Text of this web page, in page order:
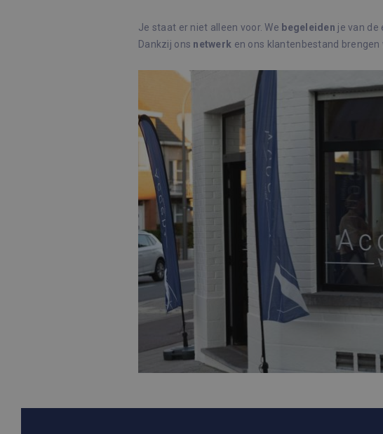
Je staat er niet alleen voor. We begeleiden je van de
Dankzij ons netwerk en ons klantenbestand